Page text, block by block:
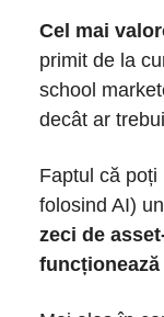
Cel mai
primit de la
school
decât ar
Faptul că
folosind AI)
zeci de